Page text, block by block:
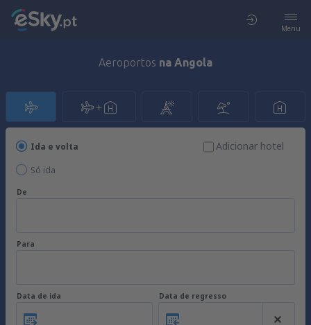
Menu
Aeroportos na Angola
Ida e volta
Só ida
Adicionar hotel
De
Para
Data de ida Data de regresso